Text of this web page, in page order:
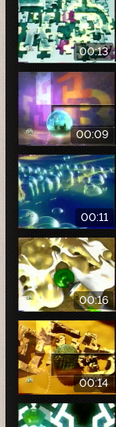
00:13
00:09
00:11
00:16
00:14